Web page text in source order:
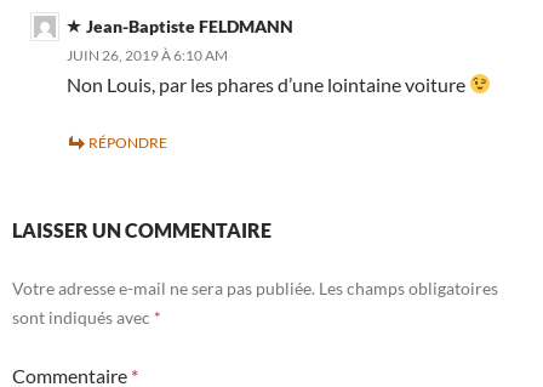
Jean-Baptiste FELDMANN
JUIN 26, 2019 À 6:10 AM
Non Louis, par les phares d’une lointaine voiture
RÉPONDRE
LAISSER UN COMMENTAIRE
Votre adresse e-mail ne sera pas publiée. Les champs obligatoires
sont indiqués avec *
Commentaire *